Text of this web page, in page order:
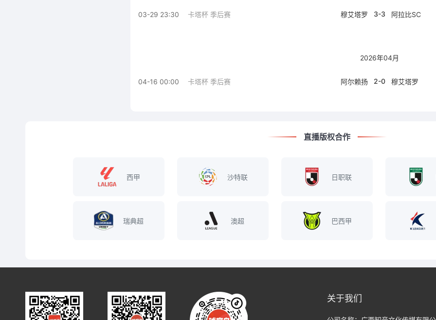
03-29 23:30 卡塔杯 季后赛 穆艾塔罗 3-3 阿拉比SC
2026年04月
04-16 00:00 卡塔杯 季后赛 阿尔赖扬 2-0 穆艾塔罗
直播版权合作
西甲 沙特联 日职联
瑞典超 澳超 巴西甲
关于我们